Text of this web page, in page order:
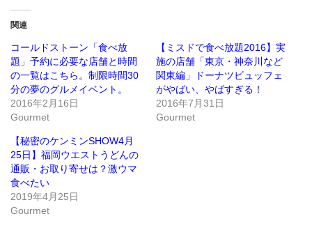
(新
し
い
ウ
ィ
ン
ド
ウ
開
ま
す)
ッ
し
て
く
だ
さ
い
ウ
ィ
ン
ド
ウ
き
ま
関連
コールドストーン「食べ放
題」予約に必要な店舗と時間
の一覧はこちら。制限時間30
分の夢のグルメイベント。
2016年2月16日
Gourmet
【ミスドで食べ放題2016】実
施の店舗「東京・神奈川など
関東編」ドーナツビュッフェ
がやばい、やばすぎる！
2016年7月31日
Gourmet
【秘密のケンミンSHOW4月
25日】福岡ウエストうどんの
通販・お取り寄せは？激ウマ
食べたい
2019年4月25日
Gourmet